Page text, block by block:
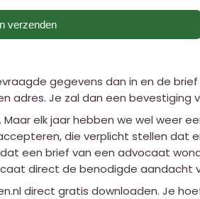
verzenden
gegevens dan in en de
adres. Je zal dan een
elk jaar hebben we wel weer
die verplicht stellen
een brief van een advocaat
direct de benodigde aandacht
direct gratis downloaden. Je